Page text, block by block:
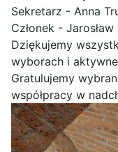
Sekretarz - Anna
Członek -
Dziękujemy
wyborach i
Gratulujemy
współpracy w